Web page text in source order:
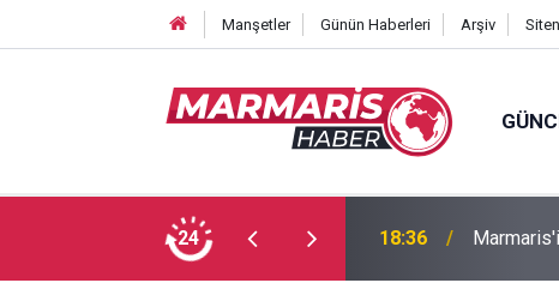
Manşetler Günün Haberleri Arşiv
24
son yolculuğuna uğurlandı 16:35
Bakan
ayırmadı"